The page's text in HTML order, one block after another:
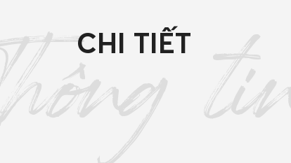
Thông
CHI TIẾT